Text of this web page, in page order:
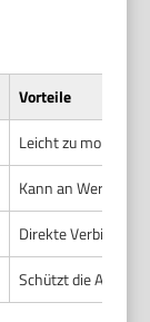
Vorteile
Leicht zu
Kann an
Direkte Verbindung
Schützt die